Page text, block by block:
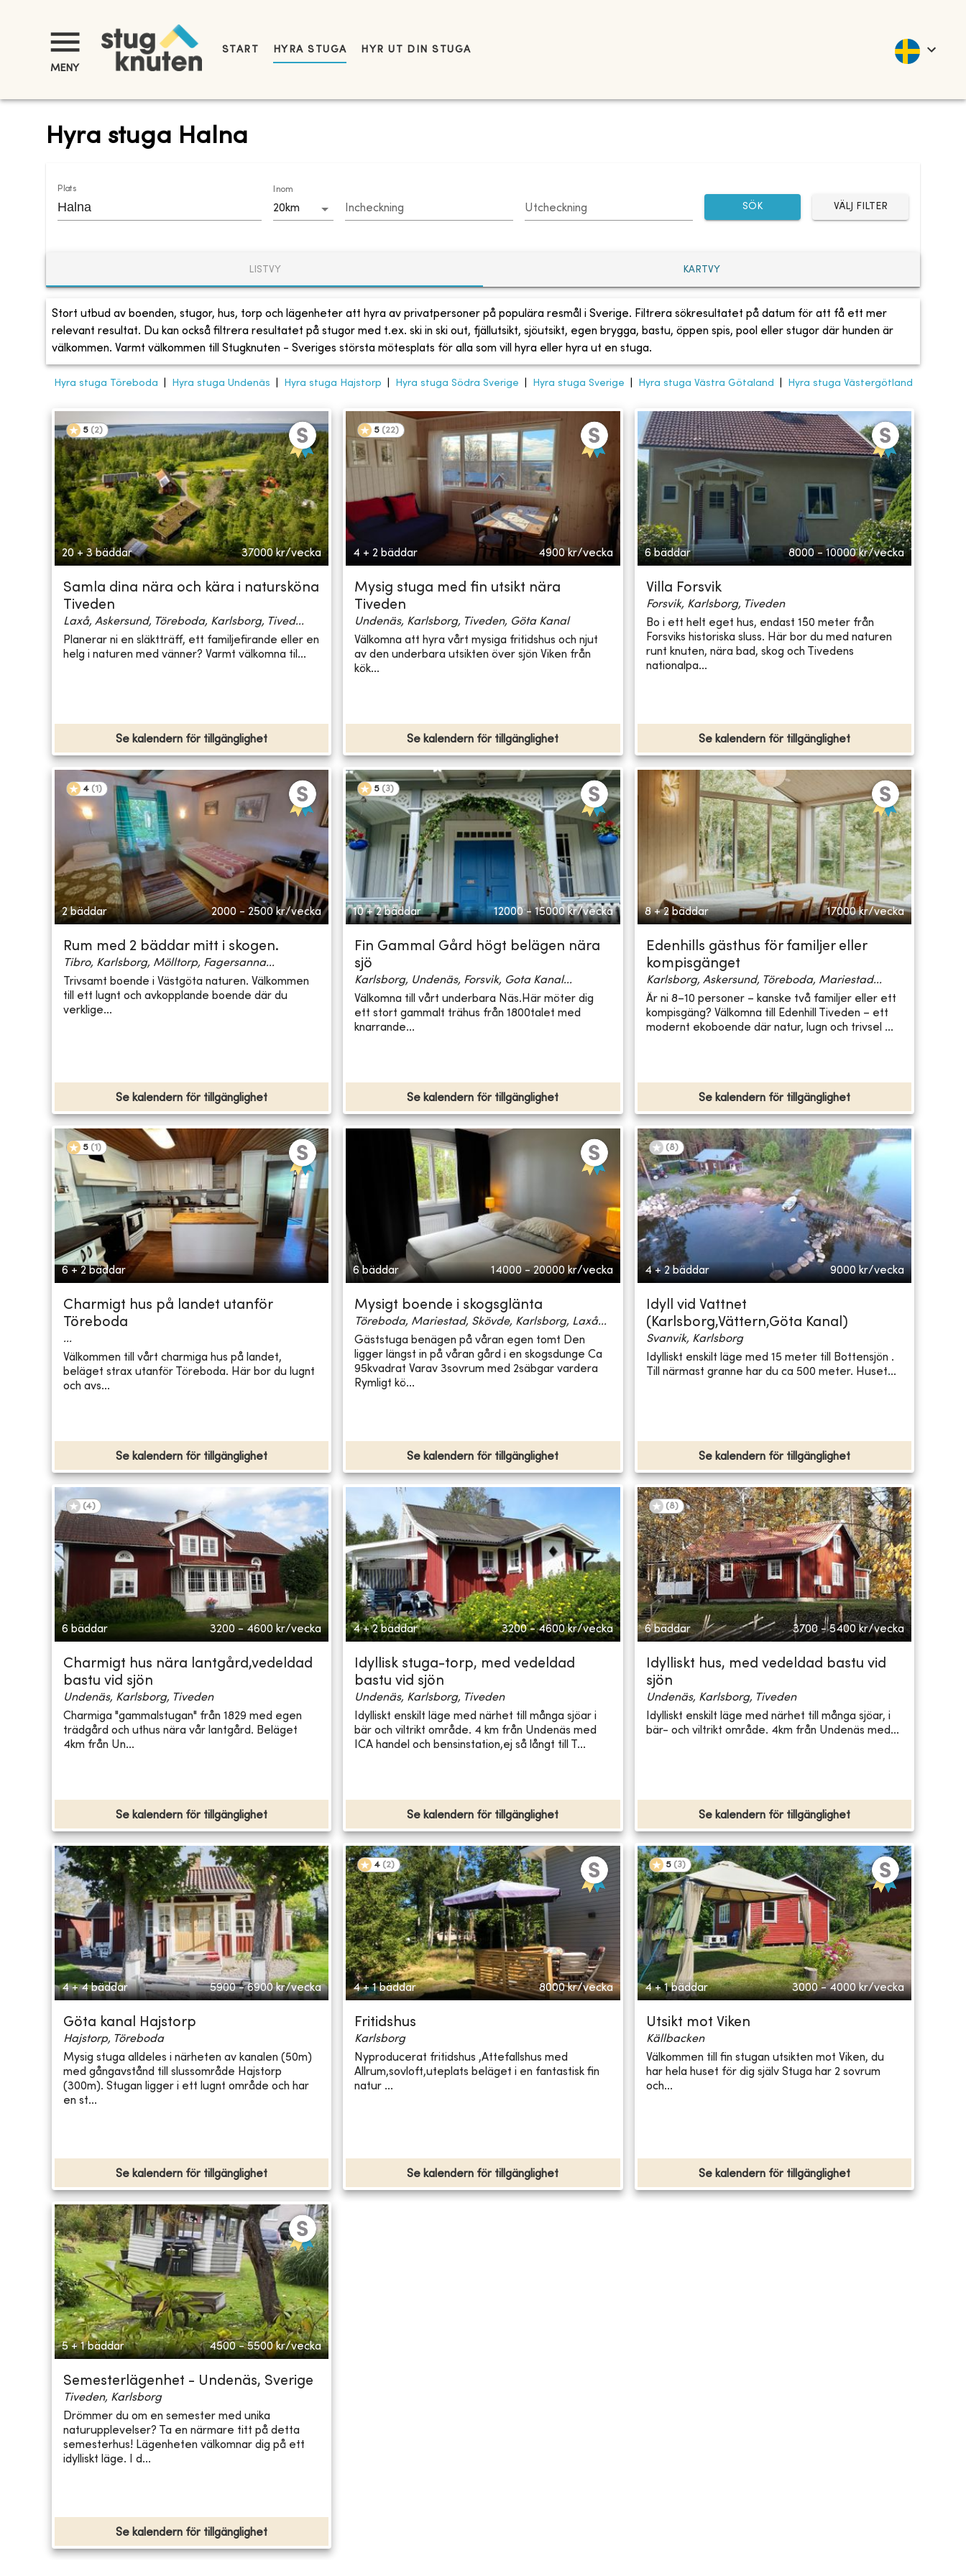
MENY
START HYRA STUGA HYR UT DIN STUGA
Hyra stuga Halna
Plats Inom
20km Incheckning Utcheckning SÖK VÄLJ FILTER
LISTVY KARTVY
Stort utbud av boenden, stugor, hus, torp och lägenheter att hyra av privatpersoner på populära resmål i Sverige. Filtrera sökresultatet på datum för att få ett mer
relevant resultat. Du kan också filtrera resultatet på stugor med t.ex. ski in ski out, fjällutsikt, sjöutsikt, egen brygga, bastu, öppen spis, pool eller stugor där hunden är
välkommen. Varmt välkommen till Stugknuten - Sveriges största mötesplats för alla som vill hyra eller hyra ut en stuga.
Hyra stuga Töreboda Hyra stuga Undenäs Hyra stuga Hajstorp Hyra stuga Södra Sverige Hyra stuga Sverige Hyra stuga Västra Götaland Hyra stuga Västergötland
5 (2)
20 + 3 bäddar 37000 kr/vecka
Samla dina nära och kära i natursköna
Tiveden
Laxå, Askersund, Töreboda, Karlsborg, Tived...
Planerar ni en släktträff, ett familjefirande eller en
helg i naturen med vänner? Varmt välkomna til...
Se kalendern för tillgänglighet
5 (22)
4 + 2 bäddar 4900 kr/vecka
Mysig stuga med fin utsikt nära
Tiveden
Undenäs, Karlsborg, Tiveden, Göta Kanal
Välkomna att hyra vårt mysiga fritidshus och njut
av den underbara utsikten över sjön Viken från
kök...
Se kalendern för tillgänglighet
6 bäddar 8000 - 10000 kr/vecka
Villa Forsvik
Forsvik, Karlsborg, Tiveden
Bo i ett helt eget hus, endast 150 meter från
Forsviks historiska sluss. Här bor du med naturen
runt knuten, nära bad, skog och Tivedens
nationalpa...
Se kalendern för tillgänglighet
4 (1 )
2 bäddar 2000 - 2500 kr/vecka
Rum med 2 bäddar mitt i skogen.
Tibro, Karlsborg, Mölltorp, Fagersanna...
Trivsamt boende i Västgöta naturen. Välkommen
till ett lugnt och avkopplande boende där du
verklige...
Se kalendern för tillgänglighet
5 (3)
10 + 2 bäddar 12000 - 15000 kr/vecka
Fin Gammal Gård högt belägen nära
sjö
Karlsborg, Undenäs, Forsvik, Gota Kanal...
Välkomna till vårt underbara Näs.Här möter dig
ett stort gammalt trähus från 1800talet med
knarrande...
Se kalendern för tillgänglighet
8 + 2 bäddar 17000 kr/vecka
Edenhills gästhus för familjer eller
kompisgänget
Karlsborg, Askersund, Töreboda, Mariestad...
Är ni 8–10 personer – kanske två familjer eller ett
kompisgäng? Välkomna till Edenhill Tiveden – ett
modernt ekoboende där natur, lugn och trivsel ...
Se kalendern för tillgänglighet
5 (1 )
6 + 2 bäddar
Charmigt hus på landet utanför
Töreboda
...
Välkommen till vårt charmiga hus på landet,
beläget strax utanför Töreboda. Här bor du lugnt
och avs...
Se kalendern för tillgänglighet
6 bäddar 14000 - 20000 kr/vecka
Mysigt boende i skogsglänta
Töreboda, Mariestad, Skövde, Karlsborg, Laxå...
Gäststuga benägen på våran egen tomt Den
ligger längst in på våran gård i en skogsdunge Ca
95kvadrat Varav 3sovrum med 2säbgar vardera
Rymligt kö...
Se kalendern för tillgänglighet
(8)
4 + 2 bäddar 9000 kr/vecka
Idyll vid Vattnet
(Karlsborg,Vättern,Göta Kanal)
Svanvik, Karlsborg
Idylliskt enskilt läge med 15 meter till Bottensjön .
Till närmast granne har du ca 500 meter. Huset...
Se kalendern för tillgänglighet
(4)
6 bäddar 3200 - 4600 kr/vecka
Charmigt hus nära lantgård,vedeldad
bastu vid sjön
Undenäs, Karlsborg, Tiveden
Charmiga "gammalstugan" från 1829 med egen
trädgård och uthus nära vår lantgård. Beläget
4km från Un...
Se kalendern för tillgänglighet
4 + 2 bäddar 3200 - 4600 kr/vecka
Idyllisk stuga-torp, med vedeldad
bastu vid sjön
Undenäs, Karlsborg, Tiveden
Idylliskt enskilt läge med närhet till många sjöar i
bär och viltrikt område. 4 km från Undenäs med
ICA handel och bensinstation,ej så långt till T...
Se kalendern för tillgänglighet
(8)
6 bäddar 3700 - 5400 kr/vecka
Idylliskt hus, med vedeldad bastu vid
sjön
Undenäs, Karlsborg, Tiveden
Idylliskt enskilt läge med närhet till många sjöar, i
bär- och viltrikt område. 4km från Undenäs med...
Se kalendern för tillgänglighet
4 + 4 bäddar 5900 - 6900 kr/vecka
Göta kanal Hajstorp
Hajstorp, Töreboda
Mysig stuga alldeles i närheten av kanalen (50m)
med gångavstånd till slussområde Hajstorp
(300m). Stugan ligger i ett lugnt område och har
en st...
Se kalendern för tillgänglighet
4 (2)
4 + 1 bäddar 8000 kr/vecka
Fritidshus
Karlsborg
Nyproducerat fritidshus ,Attefallshus med
Allrum,sovloft,uteplats beläget i en fantastisk fin
natur ...
Se kalendern för tillgänglighet
5 (3)
4 + 1 bäddar 3000 - 4000 kr/vecka
Utsikt mot Viken
Källbacken
Välkommen till fin stugan utsikten mot Viken, du
har hela huset för dig själv Stuga har 2 sovrum
och...
Se kalendern för tillgänglighet
5 + 1 bäddar 4500 - 5500 kr/vecka
Semesterlägenhet - Undenäs, Sverige
Tiveden, Karlsborg
Drömmer du om en semester med unika
naturupplevelser? Ta en närmare titt på detta
semesterhus! Lägenheten välkomnar dig på ett
idylliskt läge. I d...
Se kalendern för tillgänglighet